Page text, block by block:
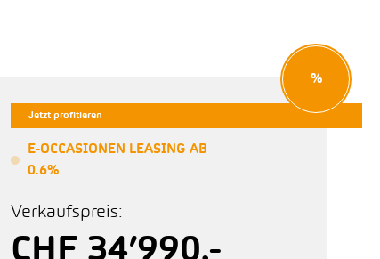
Jetzt profitieren
%
E-OCCASIONEN LEASING AB
0.6%
Verkaufspreis:
CHF 34’990.-